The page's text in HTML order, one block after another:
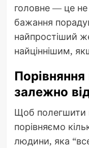
головне — це не
бажання
найпростіший
найціннішим,
залежно
Щоб полегшити
порівняємо
людини, яка